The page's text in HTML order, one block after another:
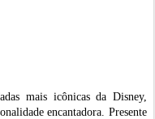
mais icônicas da Disney,
encantadora. Presente